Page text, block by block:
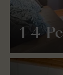
1-4-